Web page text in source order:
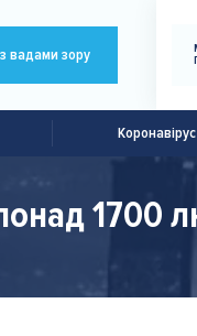
вадами зору
Коронавірус
1700